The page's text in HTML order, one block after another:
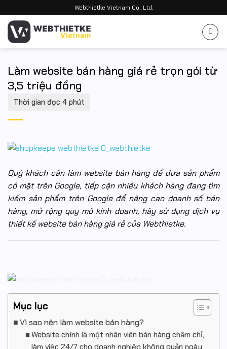
qua
dung
Webthietke Vietnam Co., Ltd.
Làm website bán hàng giá rẻ trọn gói từ
3,5 triệu đồng
Quý khách cần làm website bán hàng để đưa sản phẩm
có mặt trên Google, tiếp cận nhiều khách hàng đang tìm
kiếm sản phẩm trên Google để nâng cao doanh số bán
hàng, mở rộng quy mô kinh doanh, hãy sử dụng dịch vụ
thiết kế website bán hàng giá rẻ của Webthietke.
Mục lục
Vì sao nên làm website bán hàng?
Website chính là một nhân viên bán hàng chăm chỉ,
làm việc 24/7 cho doanh nghiệp không quản ngày